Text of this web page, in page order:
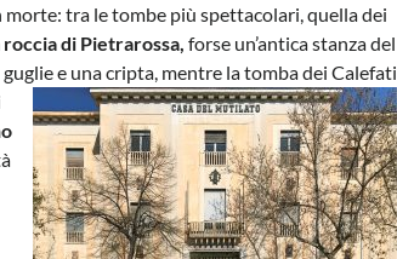
morte: tra le tombe più spettacolari, quella dei
di Pietrarossa, forse un’antica stanza del
e una cripta, mentre la tomba dei Calefati